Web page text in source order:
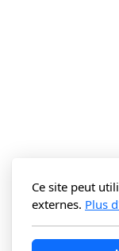
Ce site peut
externes. Plus